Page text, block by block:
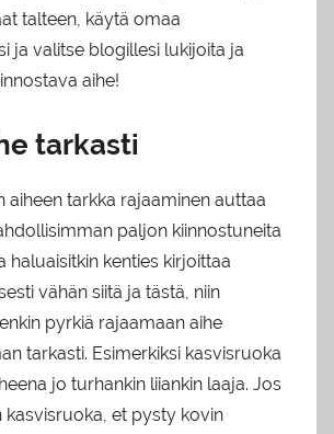
talteen, käytä omaa
ja valitse blogillesi lukijoita ja
aihe!
tarkasti
aiheen tarkka rajaaminen auttaa
paljon kiinnostuneita
haluaisitkin kenties kirjoittaa
vähän siitä ja tästä, niin
pyrkiä rajaamaan aihe
tarkasti. Esimerkiksi kasvisruoka
jo turhankin liiankin laaja. Jos
kasvisruoka, et pysty kovin